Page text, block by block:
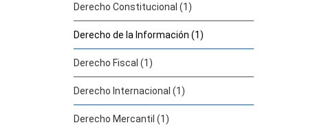
Derecho Constitucional (1)
Derecho de la Información (1)
Derecho Fiscal (1)
Derecho Internacional (1)
Derecho Mercantil (1)